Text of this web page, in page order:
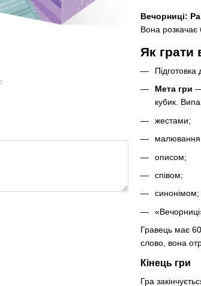
Вечорниці:
Вона розкачає
Як грати
Мета гри —
кубик.
жестами;
описом;
співом;
синонімом;
Гравець має
слово, вона
Кінець гри
Гра